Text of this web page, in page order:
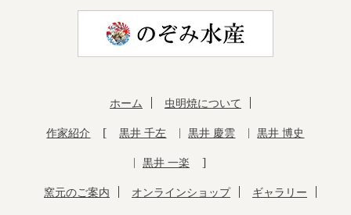
ホーム 虫明焼について
作家紹介 黒井 千左 黒井 慶雲 黒井 博史
黒井 一楽
窯元のご案内 オンラインショップ ギャラリー